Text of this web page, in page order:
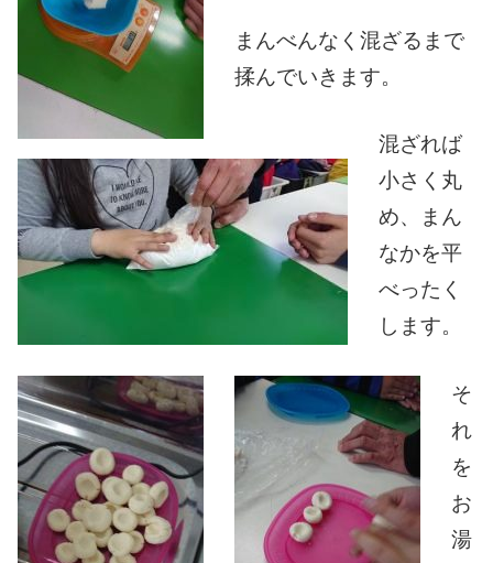
まんべんなく混ざるまで
揉んでいきます。
混ざれば
小さく丸
め、まん
なかを平
べったく
します。
そ
れ
を
お
湯